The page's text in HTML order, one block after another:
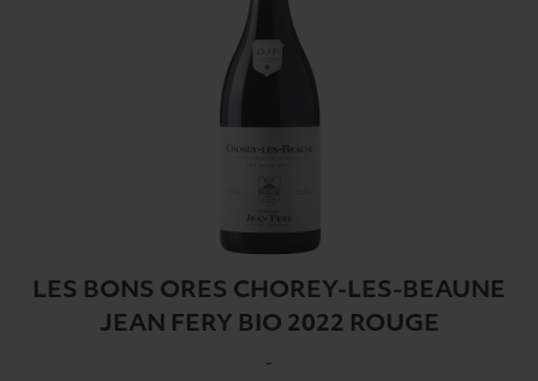
LES BONS ORES CHOREY-LES-BEAUNE
JEAN FERY BIO 2022 ROUGE
-